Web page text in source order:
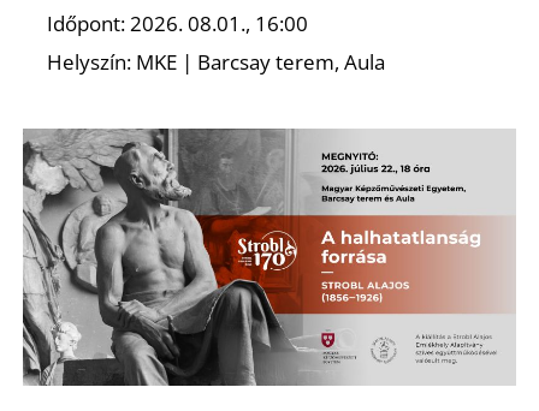
Időpont: 2026. 08.01., 16:00
Helyszín: MKE | Barcsay terem, Aula